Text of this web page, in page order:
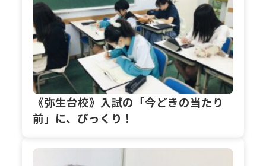
《弥生台校》入試の「今どきの当たり
前」に、びっくり！